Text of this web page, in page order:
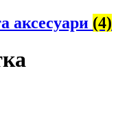
аксесуари (4)